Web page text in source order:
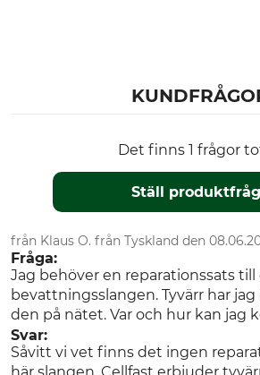
Det finns 1 frågor
Ställ
från Klaus O. från Tyskland den
Fråga:
Jag behöver en reparationssats till
bevattningsslangen. Tyvärr har
den på nätet. Var och hur kan jag
Svar:
Såvitt vi vet finns det ingen